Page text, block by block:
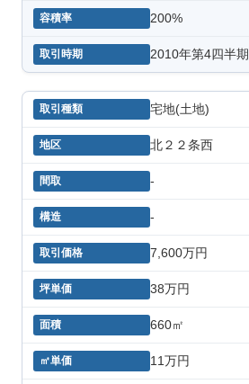
200%
2010年第4四半期
宅地(土地)
北２２条西
-
-
7,600万円
38万円
660㎡
11万円